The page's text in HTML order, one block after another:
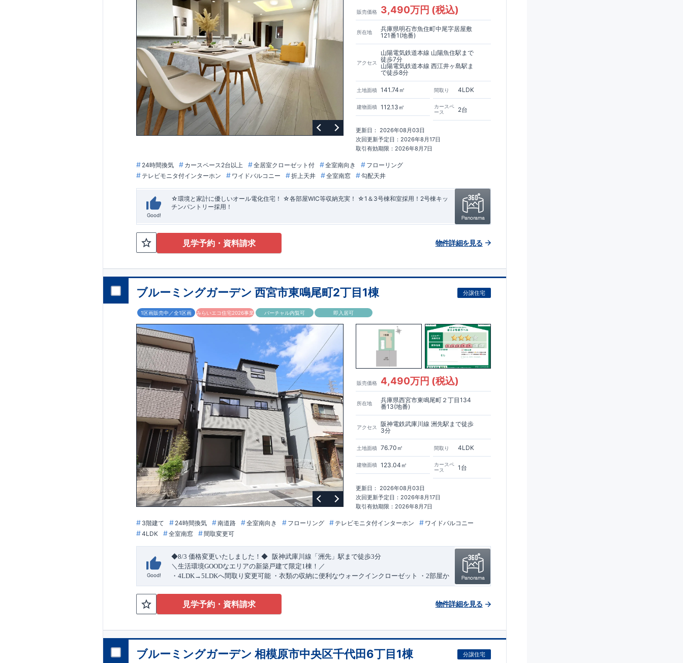
販売価格 3,490万円 (税込)
所在地
兵庫県明石市魚住町中尾字居屋敷
121番1(地番)
アクセス
山陽電気鉄道本線 山陽魚住駅まで
徒歩7分
山陽電気鉄道本線 西江井ヶ島駅ま
で徒歩8分
土地面積 141.74㎡
建物面積 112.13㎡
間取り 4LDK
カースペ
ース
2台
更新日： 2026年08月03日
次回更新予定日：2026年8月17日
取引有効期限：2026年8月7日
24時間換気 カースペース2台以上 全居室クローゼット付 全室南向き
フローリング
テレビモニタ付インターホン
ワイドバルコニー 折上天井 全室南窓 勾配天井
Good!
☆環境と家計に優しいオール電化住宅！ ☆各部屋WIC等収納充実！ ☆1＆3号棟和室採用！2号棟キッ
チンパントリー採用！
見学予約・資料請求 物件詳細を見る
ブルーミングガーデン 西宮市東鳴尾町2丁目1棟 分譲住宅
1区画販売中／全1区画 みらいエコ住宅2026事業 バーチャル内覧可 即入居可
販売価格 4,490万円 (税込)
所在地
兵庫県西宮市東鳴尾町２丁目134
番13(地番)
アクセス
阪神電鉄武庫川線 洲先駅まで徒歩
3分
土地面積 76.70㎡
建物面積 123.04㎡
間取り 4LDK
カースペ
ース
1台
更新日： 2026年08月03日
次回更新予定日：2026年8月17日
取引有効期限：2026年8月7日
3階建て 24時間換気 南道路 全室南向き フローリング テレビモニタ付インターホン
ワイドバルコニー
4LDK
全室南窓 間取変更可
Good!
◆8/3 価格変更いたしました！◆​ 阪神武庫川線 「洲先」駅まで徒歩3分
＼生活環境GOODなエリアの新築戸建て限定1棟！／
・4LDK→5LDKへ間取り変更可能 ・衣類の収納に便利なウォークインクローゼット
・2部屋か
ら行き来できる続きバルコニー ・デザインと機能性を兼ね備えたオープンサニタリーirodori
・リビング全体を見渡せる対面キッチン
・網戸11万円(税込)で設置可能！
↓クリックすると特設ページにジャンプします↓
エントランス」が受賞いたしました！ ○耐震等級最高等級3 ・数百年に一度の地震に耐える
平日・休日ご内覧可能です！
見学予約・資料請求 物件詳細を見る
ブルーミングガーデン 相模原市中央区千代田6丁目1棟 分譲住宅